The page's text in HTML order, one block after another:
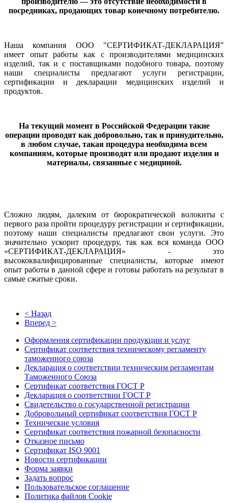
посредниках, продающих товар конечному потребителю.
Наша компания ООО "СЕРТИФИКАТ-ДЕКЛАРАЦИЯ"
имеет опыт работы как с производителями медицинских
изделий, так и с поставщиками подобного товара, поэтому
наши специалисты предлагают услуги регистрации,
сертификации и декларации медицинских изделий и
продуктов.
На текущий момент в Российской Федерации такие
операции проводят как добровольно, так и принудительно,
в любом случае, такая процедура необходима всем
компаниям, которые производят или продают изделия и
материалы, связанные с медициной.
Сложно людям, далеким от бюрократической волокиты с
первого раза пройти процедуру регистрации и сертификации,
поэтому наши специалисты предлагают свои услуги. Это
значительно ускорит процедуру, так как вся команда ООО
«СЕРТИФИКАТ-ДЕКЛАРАЦИЯ» - это
высококвалифицированные специалисты, которые имеют
опыт работы в данной сфере и готовы работать на результат в
самые сжатые сроки.
< Назад
Вперед >
Оформления сертификации продукции и услуг
Сертификат соответствия техническому регламенту
таможенного союза
Декларация о соответствии техническим регламентам
Таможенного Союза
Сертификат соответствия ГОСТ Р
Декларация о соответствии ГОСТ Р
Свидетельство о государственной регистрации
Добровольный сертификат соответствия ГОСТ Р
Технические условия
Сертификат соответствия пожарной безопасности
Отказное письмо
Сертификат ISO 9001
Новости сертификации
Форма заявки
Задать вопрос
Пользовательское соглашение
Политика файлов Cookie